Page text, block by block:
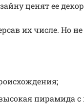
ценят ее
их числе. Но не
пирамида